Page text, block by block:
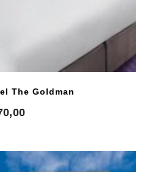
The Goldman